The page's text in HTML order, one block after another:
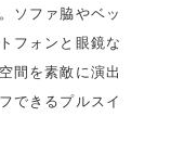
ソファ脇やベッ
フォンと眼鏡な
間を素敵に演出
できるプルスイ